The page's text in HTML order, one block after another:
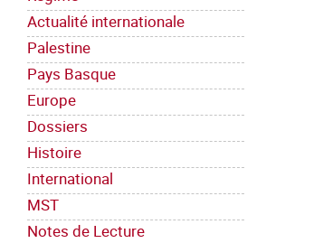
Actualité internationale
Palestine
Pays Basque
Europe
Dossiers
Histoire
International
MST
Notes de Lecture